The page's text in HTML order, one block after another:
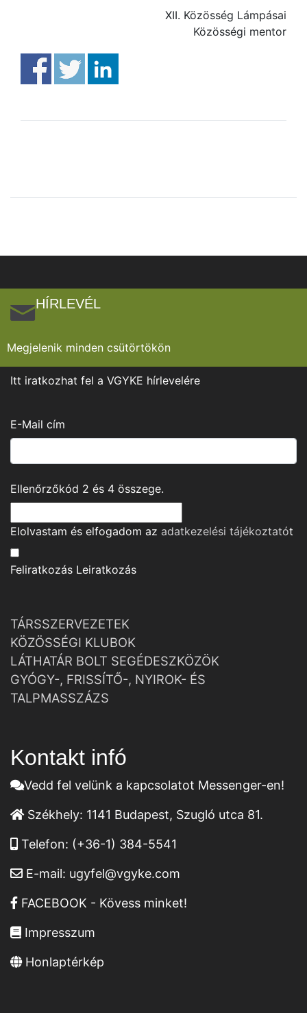
XII. Közösség Lámpásai
Közösségi mentor
HÍRLEVÉL
Megjelenik minden csütörtökön
Itt iratkozhat fel a VGYKE hírlevelére
E-Mail cím
Ellenőrzőkód 2 és 4 összege.
Elolvastam és elfogadom az adatkezelési tájékoztatót
Feliratkozás Leiratkozás
TÁRSSZERVEZETEK
KÖZÖSSÉGI KLUBOK
LÁTHATÁR BOLT SEGÉDESZKÖZÖK
GYÓGY-, FRISSÍTŐ-, NYIROK- ÉS
TALPMASSZÁZS
Kontakt infó
Vedd fel velünk a kapcsolatot Messenger-en!
Székhely: 1141 Budapest, Szugló utca 81.
Telefon: (+36-1) 384-5541
E-mail: ugyfel@vgyke.com
FACEBOOK - Kövess minket!
Impresszum
Honlaptérkép